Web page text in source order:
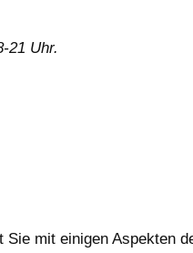
21 Uhr.
mit einigen Aspekten